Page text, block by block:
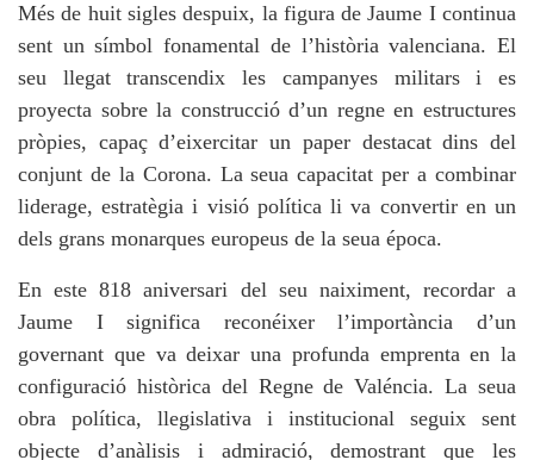
Més de huit sigles despuix, la figura de Jaume I continua
sent un símbol fonamental de l’història valenciana. El
seu llegat transcendix les campanyes militars i es
proyecta sobre la construcció d’un regne en estructures
pròpies, capaç d’eixercitar un paper destacat dins del
conjunt de la Corona. La seua capacitat per a combinar
liderage, estratègia i visió política li va convertir en un
dels grans monarques europeus de la seua época.
En este 818 aniversari del seu naiximent, recordar a
Jaume I significa reconéixer l’importància d’un
governant que va deixar una profunda emprenta en la
configuració històrica del Regne de Valéncia. La seua
obra política, llegislativa i institucional seguix sent
objecte d’anàlisis i admiració, demostrant que les